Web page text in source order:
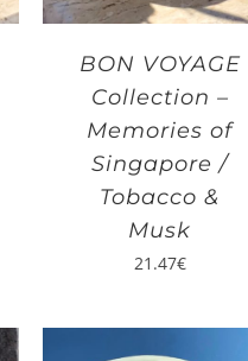
BON VOYAGE
Collection –
Memories of
Singapore /
Tobacco &
Musk
21.47€